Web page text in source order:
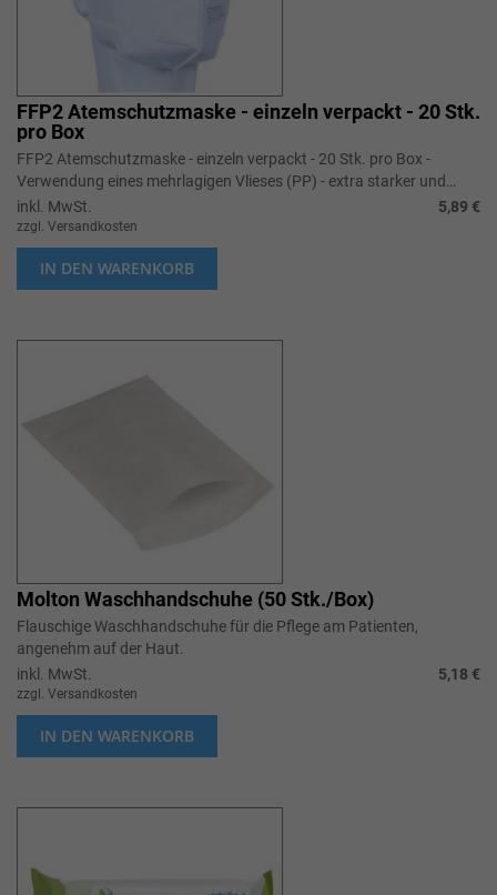
FFP2 Atemschutzmaske - einzeln verpackt - 20 Stk.
pro Box
FFP2 Atemschutzmaske - einzeln verpackt - 20 Stk. pro Box -
Verwendung eines mehrlagigen Vlieses (PP) - extra starker und
flexibler Nasenclip - ohne Ventil - zertifiziert gemäß EN 149:2001 +
A1:2009 // MHD: 08/2026
inkl. MwSt. 5,89 €
zzgl. Versandkosten
IN DEN WARENKORB
Molton Waschhandschuhe (50 Stk./Box)
Flauschige Waschhandschuhe für die Pflege am Patienten,
angenehm auf der Haut.
inkl. MwSt.
5,18 €
zzgl. Versandkosten
IN DEN WARENKORB